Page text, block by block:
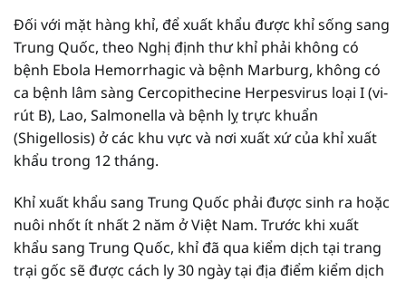
Đối với mặt hàng khỉ, để xuất khẩu được khỉ sống sang
Trung Quốc, theo Nghị định thư khỉ phải không có
bệnh Ebola Hemorrhagic và bệnh Marburg, không có
ca bệnh lâm sàng Cercopithecine Herpesvirus loại I (vi-
rút B), Lao, Salmonella và bệnh lỵ trực khuẩn
(Shigellosis) ở các khu vực và nơi xuất xứ của khỉ xuất
khẩu trong 12 tháng.
Khỉ xuất khẩu sang Trung Quốc phải được sinh ra hoặc
nuôi nhốt ít nhất 2 năm ở Việt Nam. Trước khi xuất
khẩu sang Trung Quốc, khỉ đã qua kiểm dịch tại trang
trại gốc sẽ được cách ly 30 ngày tại địa điểm kiểm dịch